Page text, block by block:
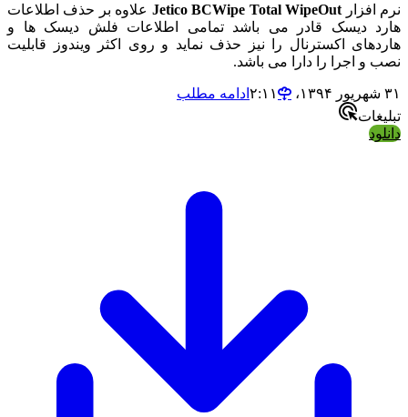
Jetico BCWipe Total WipeOut علاوه بر حذف اطلاعات
دیسک قادر می باشد تمامی اطلاعات فلش دیسک ها و
اکسترنال را نیز حذف نماید و روی اکثر ویندوز قابلیت
اجرا را دارا می باشد.
ادامه مطلب